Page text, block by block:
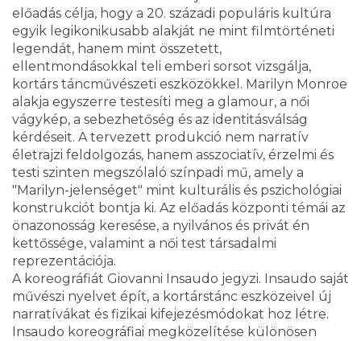
előadás célja, hogy a 20. századi populáris kultúra
egyik legikonikusabb alakját ne mint filmtörténeti
legendát, hanem mint összetett,
ellentmondásokkal teli emberi sorsot vizsgálja,
kortárs táncművészeti eszközökkel. Marilyn Monroe
alakja egyszerre testesíti meg a glamour, a női
vágykép, a sebezhetőség és az identitásválság
kérdéseit. A tervezett produkció nem narratív
életrajzi feldolgozás, hanem asszociatív, érzelmi és
testi szinten megszólaló színpadi mű, amely a
"Marilyn-jelenséget" mint kulturális és pszichológiai
konstrukciót bontja ki. Az előadás központi témái az
önazonosság keresése, a nyilvános és privát én
kettőssége, valamint a női test társadalmi
reprezentációja.
A koreográfiát Giovanni Insaudo jegyzi. Insaudo saját
művészi nyelvet épít, a kortárstánc eszközeivel új
narratívákat és fizikai kifejezésmódokat hoz létre.
Insaudo koreográfiai megközelítése különösen